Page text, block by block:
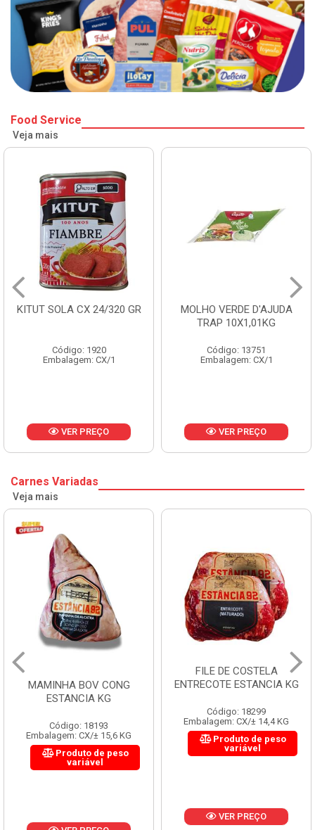
Food Service
Veja mais
GR
MOLHO VERDE D'AJUDA
Código: 13751
Embalagem: CX/1
VER PREÇO
FRUTAS
CX 10KG
Código: 1785
Embalagem:
VER
Carnes Variadas
Veja mais
MAMINHA BOV CONG
ESTANCIA KG
Código: 18193
Embalagem: CX/± 15,6 KG
Produto de peso
variável
FILE DE COSTELA
ENTRECOTE ESTANCIA KG
Código: 18299
Embalagem: CX/± 14,4 KG
Produto de peso
variável
VER PREÇO